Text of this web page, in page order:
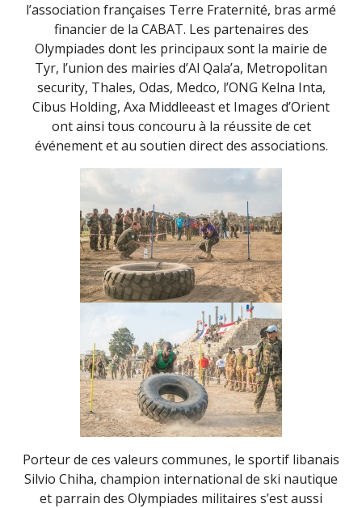
l’association françaises Terre Fraternité, bras armé
financier de la CABAT. Les partenaires des
Olympiades dont les principaux sont la mairie de
Tyr, l’union des mairies d’Al Qala’a, Metropolitan
security, Thales, Odas, Medco, l’ONG Kelna Inta,
Cibus Holding, Axa Middleeast et Images d’Orient
ont ainsi tous concouru à la réussite de cet
événement et au soutien direct des associations.
Porteur de ces valeurs communes, le sportif libanais
Silvio Chiha, champion international de ski nautique
et parrain des Olympiades militaires s’est aussi